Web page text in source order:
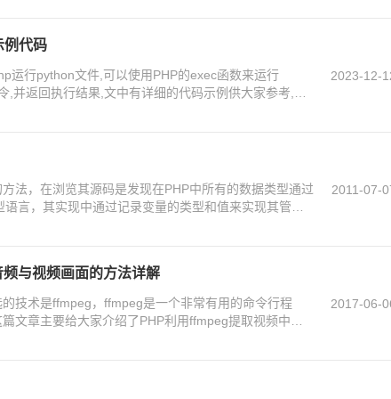
代码
运行python文件,可以使用PHP的exec函数来运行
,并返回执行结果,文中有详细的代码示例供大家参考,需
2023-12-
法，在浏览其源码是发现在PHP中所有的数据类型通过
言，其实现中通过记录变量的类型和值来实现其管
2011-07-
与视频画面的方法详解
技术是ffmpeg，ffmpeg是一个非常有用的命令行程
文章主要给大家介绍了PHP利用ffmpeg提取视频中音
2017-06-